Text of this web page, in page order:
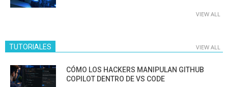
VIEW ALL
TUTORIALES VIEW ALL
CÓMO LOS HACKERS MANIPULAN GITHUB
COPILOT DENTRO DE VS CODE